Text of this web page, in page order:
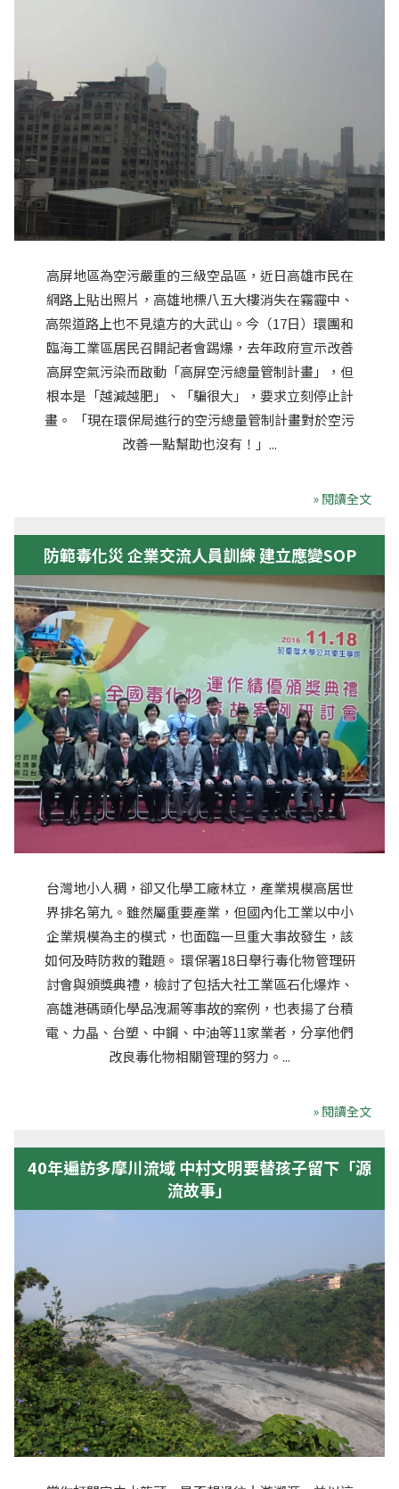
高屏地區為空污嚴重的三級空品區，近日高雄市民在
網路上貼出照片，高雄地標八五大樓消失在霧霾中、
高架道路上也不見遠方的大武山。今（17日）環團和
臨海工業區居民召開記者會踢爆，去年政府宣示改善
高屏空氣污染而啟動「高屏空污總量管制計畫」，但
根本是「越減越肥」、「騙很大」，要求立刻停止計
畫。 「現在環保局進行的空污總量管制計畫對於空污
改善一點幫助也沒有！」...
» 閱讀全文
防範毒化災 企業交流人員訓練 建立應變SOP
台灣地小人稠，卻又化學工廠林立，產業規模高居世
界排名第九。雖然屬重要產業，但國內化工業以中小
企業規模為主的模式，也面臨一旦重大事故發生，該
如何及時防救的難題。 環保署18日舉行毒化物管理研
討會與頒獎典禮，檢討了包括大社工業區石化爆炸、
高雄港碼頭化學品洩漏等事故的案例，也表揚了台積
電、力晶、台塑、中鋼、中油等11家業者，分享他們
改良毒化物相關管理的努力。...
» 閱讀全文
40年遍訪多摩川流域 中村文明要替孩子留下「源
流故事」